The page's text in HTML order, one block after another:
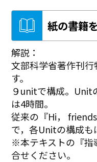
紙の書籍
解説：
文部科学省著作刊
す。
９unitで構成。Unit
は4時間。
従来の『Hi，
で，各Unitの構成も
※本テキストの『指
合せください。